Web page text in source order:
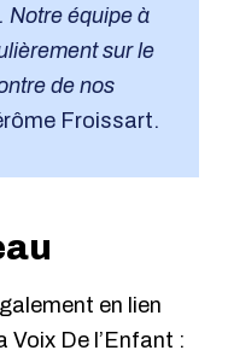
Notre équipe à
sur le
de nos
Froissart.
en lien
Voix De l’Enfant :